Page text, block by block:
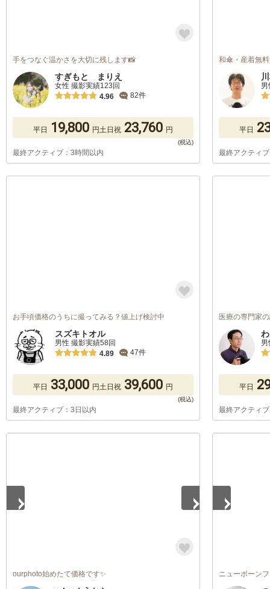
手をつなぐ温かさを大切に残します📸
すぎもと まりえ
女性 撮影実績123回
4.96
82件
平日 19,800 円土日祝 23,760 円
最終アクティブ：3時間以内
和傘・産着無
平日
最終アクティ
お手頃価格のうちに撮ってみる？値上げ検討中
スズキトオル
男性 撮影実績58回
4.89
47件
平日 33,000 円土日祝 39,600 円
最終アクティブ：3日以内
医療の専門家
平日
最終アクティ
ourphoto始めたて価格です✨ ニューボーン